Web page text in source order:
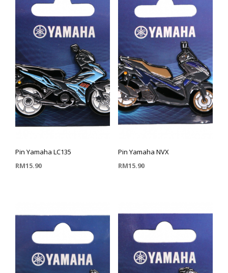
Pin Yamaha LC135
RM15.90
Pin Yamaha NVX
RM15.90